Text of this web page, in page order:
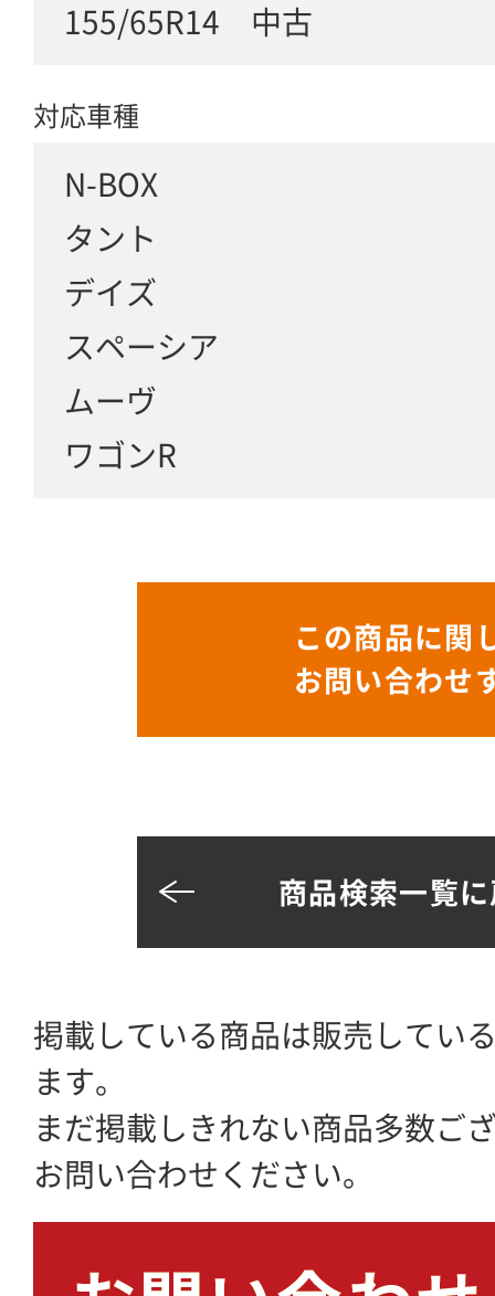
155/65R14 中古
対応車種
N-BOX
タント
デイズ
スペーシア
ムーヴ
ワゴンR
この商品に関
お問い合わせ
商品検索一覧
掲載している商品は販売してい
ます。
まだ掲載しきれない商品多数ご
お問い合わせください。